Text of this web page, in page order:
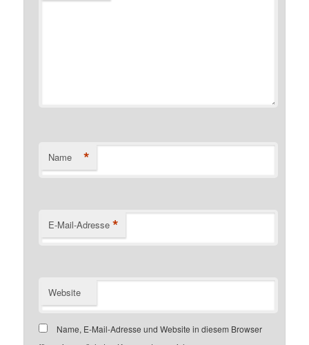
Name *
E-Mail-Adresse *
Website
Name, E-Mail-Adresse und Website in diesem Browser